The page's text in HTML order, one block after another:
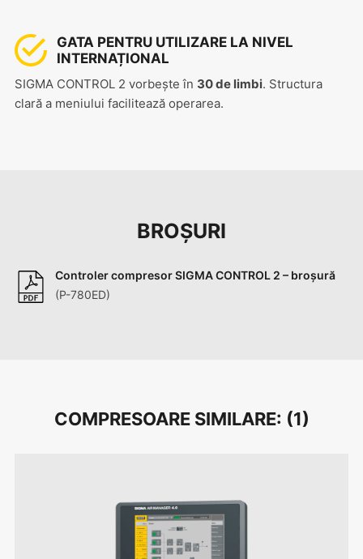
GATA PENTRU UTILIZARE LA NIVEL
INTERNAȚIONAL
SIGMA CONTROL 2 vorbește în 30 de limbi. Structura
clară a meniului facilitează operarea.
BROȘURI
Controler compresor SIGMA CONTROL 2 – broșură
(P-780ED)
COMPRESOARE SIMILARE: (1)